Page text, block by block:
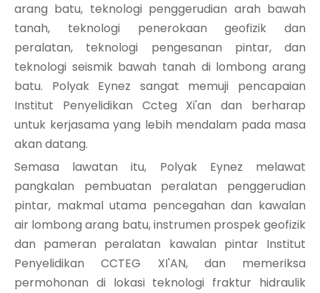
arang batu, teknologi penggerudian arah bawah
tanah, teknologi penerokaan geofizik dan
peralatan, teknologi pengesanan pintar, dan
teknologi seismik bawah tanah di lombong arang
batu. Polyak Eynez sangat memuji pencapaian
Institut Penyelidikan Ccteg Xi'an dan berharap
untuk kerjasama yang lebih mendalam pada masa
akan datang.
Semasa lawatan itu, Polyak Eynez melawat
pangkalan pembuatan peralatan penggerudian
pintar, makmal utama pencegahan dan kawalan
air lombong arang batu, instrumen prospek geofizik
dan pameran peralatan kawalan pintar Institut
Penyelidikan CCTEG XI'AN, dan memeriksa
permohonan di lokasi teknologi fraktur hidraulik